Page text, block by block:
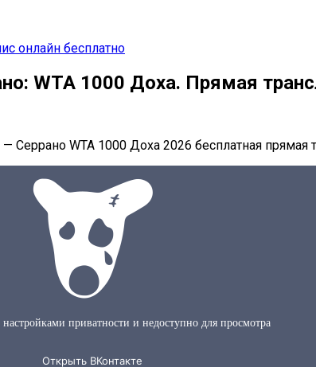
онлайн бесплатно
WTA 1000 Доха. Прямая
Серрано WTA 1000 Доха 2026 бесплатная